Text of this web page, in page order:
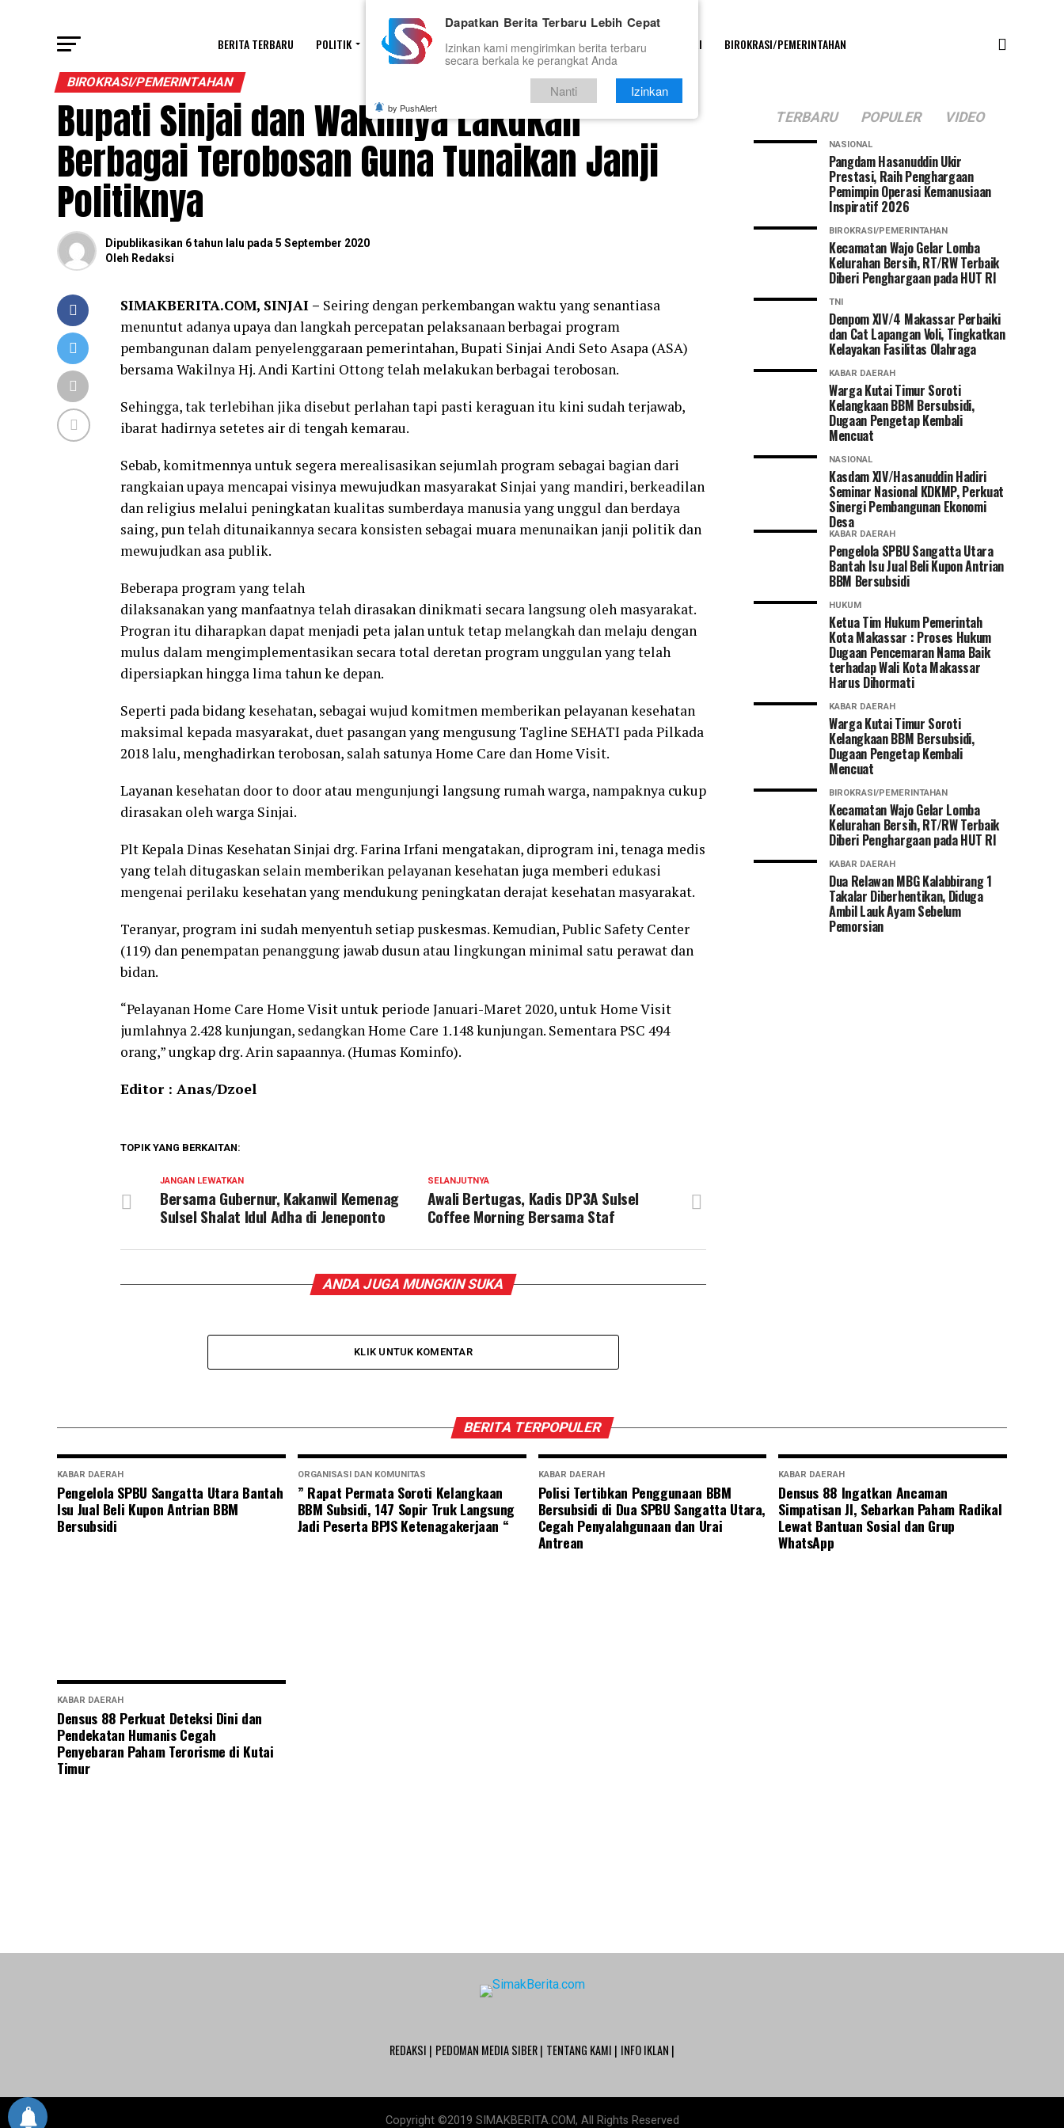
BERITA TERBARU POLITIK HUKUM PENDIDIKAN OLAHRAGA OPINI TNI DAN POLRI BIROKRASI/PEMERINTAHAN
BIROKRASI/PEMERINTAHAN
Bupati Sinjai dan Wakilnya Lakukan
Berbagai Terobosan Guna Tunaikan Janji
Politiknya
Dipublikasikan 6 tahun lalu pada 5 September 2020
Oleh Redaksi
SIMAKBERITA.COM, SINJAI – Seiring dengan perkembangan waktu yang senantiasa
menuntut adanya upaya dan langkah percepatan pelaksanaan berbagai program
pembangunan dalam penyelenggaraan pemerintahan, Bupati Sinjai Andi Seto Asapa (ASA)
bersama Wakilnya Hj. Andi Kartini Ottong telah melakukan berbagai terobosan.
Sehingga, tak terlebihan jika disebut perlahan tapi pasti keraguan itu kini sudah terjawab,
ibarat hadirnya setetes air di tengah kemarau.
Sebab, komitmennya untuk segera merealisasikan sejumlah program sebagai bagian dari
rangkaian upaya mencapai visinya mewujudkan masyarakat Sinjai yang mandiri, berkeadilan
dan religius melalui peningkatan kualitas sumberdaya manusia yang unggul dan berdaya
saing, pun telah ditunaikannya secara konsisten sebagai muara menunaikan janji politik dan
mewujudkan asa publik.
Beberapa program yang telah
dilaksanakan yang manfaatnya telah dirasakan dinikmati secara langsung oleh masyarakat.
Progran itu diharapkan dapat menjadi peta jalan untuk tetap melangkah dan melaju dengan
mulus dalam mengimplementasikan secara total deretan program unggulan yang telah
dipersiapkan hingga lima tahun ke depan.
Seperti pada bidang kesehatan, sebagai wujud komitmen memberikan pelayanan kesehatan
maksimal kepada masyarakat, duet pasangan yang mengusung Tagline SEHATI pada Pilkada
2018 lalu, menghadirkan terobosan, salah satunya Home Care dan Home Visit.
Layanan kesehatan door to door atau mengunjungi langsung rumah warga, nampaknya cukup
dirasakan oleh warga Sinjai.
Plt Kepala Dinas Kesehatan Sinjai drg. Farina Irfani mengatakan, diprogram ini, tenaga medis
yang telah ditugaskan selain memberikan pelayanan kesehatan juga memberi edukasi
mengenai perilaku kesehatan yang mendukung peningkatan derajat kesehatan masyarakat.
Teranyar, program ini sudah menyentuh setiap puskesmas. Kemudian, Public Safety Center
(119) dan penempatan penanggung jawab dusun atau lingkungan minimal satu perawat dan
bidan.
“Pelayanan Home Care Home Visit untuk periode Januari-Maret 2020, untuk Home Visit
jumlahnya 2.428 kunjungan, sedangkan Home Care 1.148 kunjungan. Sementara PSC 494
orang,” ungkap drg. Arin sapaannya. (Humas Kominfo).
Editor : Anas/Dzoel
TOPIK YANG BERKAITAN:
SELANJUTNYA
Awali Bertugas, Kadis DP3A Sulsel
Coffee Morning Bersama Staf
JANGAN LEWATKAN
Bersama Gubernur, Kakanwil Kemenag
Sulsel Shalat Idul Adha di Jeneponto
ANDA JUGA MUNGKIN SUKA
KLIK UNTUK KOMENTAR
TERBARU POPULER VIDEO
NASIONAL
Pangdam Hasanuddin Ukir
Prestasi, Raih Penghargaan
Pemimpin Operasi Kemanusiaan
Inspiratif 2026
BIROKRASI/PEMERINTAHAN
Kecamatan Wajo Gelar Lomba
Kelurahan Bersih, RT/RW Terbaik
Diberi Penghargaan pada HUT RI
TNI
Denpom XIV/4 Makassar Perbaiki
dan Cat Lapangan Voli, Tingkatkan
Kelayakan Fasilitas Olahraga
KABAR DAERAH
Warga Kutai Timur Soroti
Kelangkaan BBM Bersubsidi,
Dugaan Pengetap Kembali
Mencuat
NASIONAL
Kasdam XIV/Hasanuddin Hadiri
Seminar Nasional KDKMP, Perkuat
Sinergi Pembangunan Ekonomi
Desa
KABAR DAERAH
Pengelola SPBU Sangatta Utara
Bantah Isu Jual Beli Kupon Antrian
BBM Bersubsidi
HUKUM
Ketua Tim Hukum Pemerintah
Kota Makassar : Proses Hukum
Dugaan Pencemaran Nama Baik
terhadap Wali Kota Makassar
Harus Dihormati
KABAR DAERAH
Warga Kutai Timur Soroti
Kelangkaan BBM Bersubsidi,
Dugaan Pengetap Kembali
Mencuat
BIROKRASI/PEMERINTAHAN
Kecamatan Wajo Gelar Lomba
Kelurahan Bersih, RT/RW Terbaik
Diberi Penghargaan pada HUT RI
KABAR DAERAH
Dua Relawan MBG Kalabbirang 1
Takalar Diberhentikan, Diduga
Ambil Lauk Ayam Sebelum
Pemorsian
BERITA TERPOPULER
KABAR DAERAH
Pengelola SPBU Sangatta Utara Bantah
Isu Jual Beli Kupon Antrian BBM
Bersubsidi
ORGANISASI DAN KOMUNITAS
” Rapat Permata Soroti Kelangkaan
BBM Subsidi, 147 Sopir Truk Langsung
Jadi Peserta BPJS Ketenagakerjaan “
KABAR DAERAH
Polisi Tertibkan Penggunaan BBM
Bersubsidi di Dua SPBU Sangatta Utara,
Cegah Penyalahgunaan dan Urai
Antrean
KABAR DAERAH
Densus 88 Ingatkan Ancaman
Simpatisan JI, Sebarkan Paham Radikal
Lewat Bantuan Sosial dan Grup
WhatsApp
KABAR DAERAH
Densus 88 Perkuat Deteksi Dini dan
Pendekatan Humanis Cegah
Penyebaran Paham Terorisme di Kutai
Timur
REDAKSI | PEDOMAN MEDIA SIBER | TENTANG KAMI | INFO IKLAN |
Copyright ©2019 SIMAKBERITA.COM, All Rights Reserved
Dapatkan Berita Terbaru Lebih Cepat
Izinkan kami mengirimkan berita terbaru
secara berkala ke perangkat Anda
Nanti Izinkan
by PushAlert